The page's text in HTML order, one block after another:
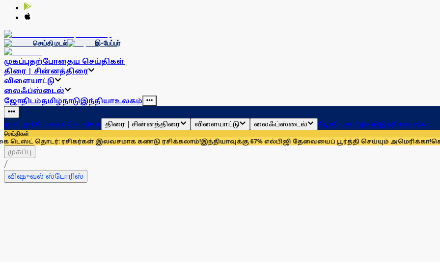
செய்தி மடல் இ-பேப்பர்
முகப்புதற்போதைய செய்திகள்
திரை | சின்னத்திரை
விளையாட்டு
லைஃப்ஸ்டைல்
ஜோதிடம்தமிழ்நாடுஇந்தியாஉலகம்
முகப்புதற்போதைய செய்திகள் திரை | சின்னத்திரை விளையாட்டு லைஃப்ஸ்டைல் ஜோதிடம்தமிழ்நாடுஇந்தியாஉலகம்
செய்திகள்
ரசிகர்கள் இலவசமாக கண்டு ரசிக்கலாம்!இந்தியாவுக்கு 67% எல்பிஜி தேவையைப் பூர்த்தி செய்யும் அமெரிக்கா!செயின்ட்
முகப்பு
/
விஷுவல் ஸ்டோரிஸ்